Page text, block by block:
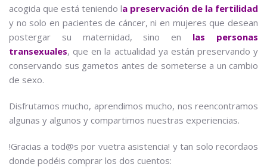
acogida que está teniendo la preservación de la fertilidad
y no solo en pacientes de cáncer, ni en mujeres que desean
postergar su maternidad, sino en las personas
transexuales, que en la actualidad ya están preservando y
conservando sus gametos antes de someterse a un cambio
de sexo.
Disfrutamos mucho, aprendimos mucho, nos reencontramos
algunas y algunos y compartimos nuestras experiencias.
!Gracias a tod@s por vuetra asistencia! y tan solo recordaos
donde podéis comprar los dos cuentos: